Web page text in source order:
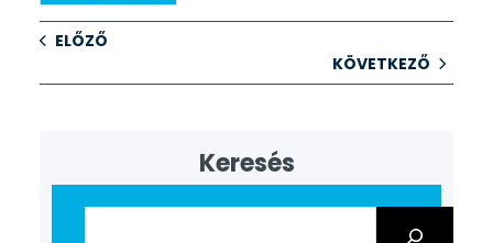
ELŐZŐ
KÖVETKEZŐ
Keresés